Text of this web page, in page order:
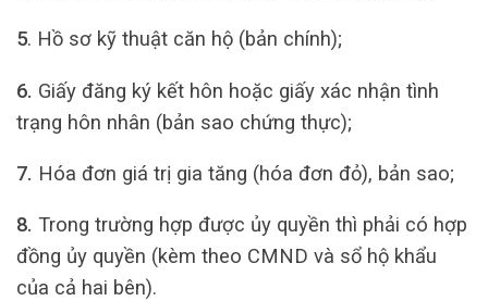
5. Hồ sơ kỹ thuật căn hộ (bản chính);
6. Giấy đăng ký kết hôn hoặc giấy xác nhận tình
trạng hôn nhân (bản sao chứng thực);
7. Hóa đơn giá trị gia tăng (hóa đơn đỏ), bản sao;
8. Trong trường hợp được ủy quyền thì phải có hợp
đồng ủy quyền (kèm theo CMND và sổ hộ khẩu
của cả hai bên).